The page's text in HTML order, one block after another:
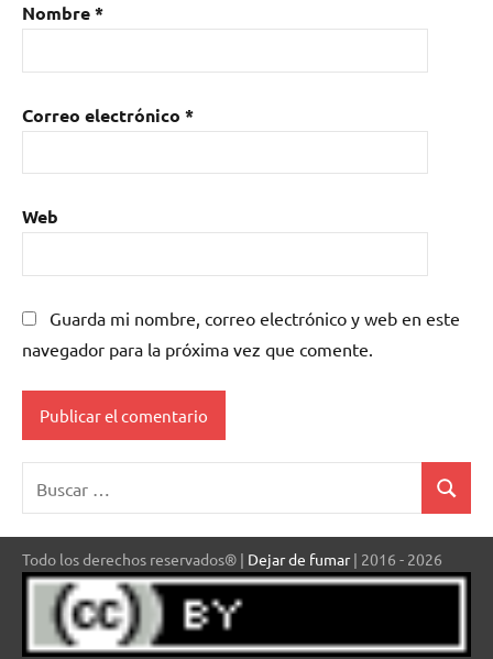
Nombre*
Correo electrónico *
Web
Guarda mi nombre, correo electrónico y web en este
navegador para la próxima vez que comente.
Buscar
Todo los derechos reservados® | Dejar de fumar| 2016 - 2026